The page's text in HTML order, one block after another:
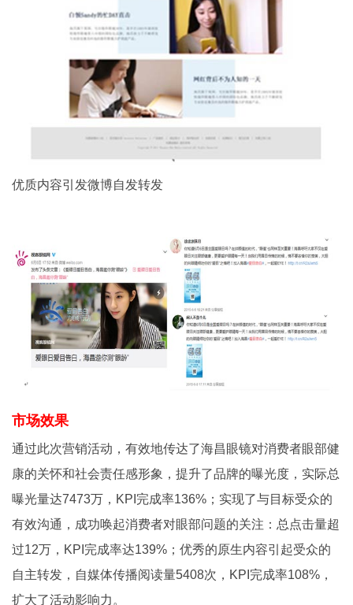
优质内容引发微博自发转发
市场效果
通过此次营销活动，有效地传达了海昌眼镜对消费者眼部健
康的关怀和社会责任感形象，提升了品牌的曝光度，实际总
曝光量达7473万，KPI完成率136%；实现了与目标受众的
有效沟通，成功唤起消费者对眼部问题的关注：总点击量超
过12万，KPI完成率达139%；优秀的原生内容引起受众的
自主转发，自媒体传播阅读量5408次，KPI完成率108%，
扩大了活动影响力。